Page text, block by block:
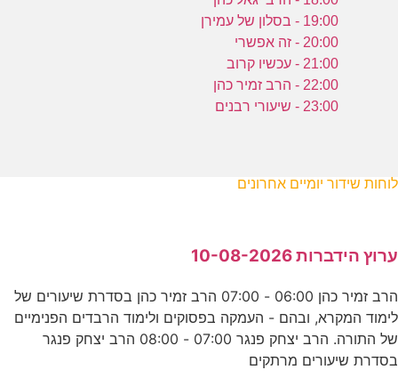
19:00 - בסלון של עמירן
20:00 - זה אפשרי
21:00 - עכשיו קרוב
22:00 - הרב זמיר כהן
23:00 - שיעורי רבנים
לוחות שידור יומיים אחרונים
ערוץ הידברות 10-08-2026
הרב זמיר כהן 06:00 - 07:00 הרב זמיר כהן בסדרת שיעורים של
לימוד המקרא, ובהם - העמקה בפסוקים ולימוד הרבדים הפנימיים
של התורה. הרב יצחק פנגר 07:00 - 08:00 הרב יצחק פנגר
בסדרת שיעורים מרתקים